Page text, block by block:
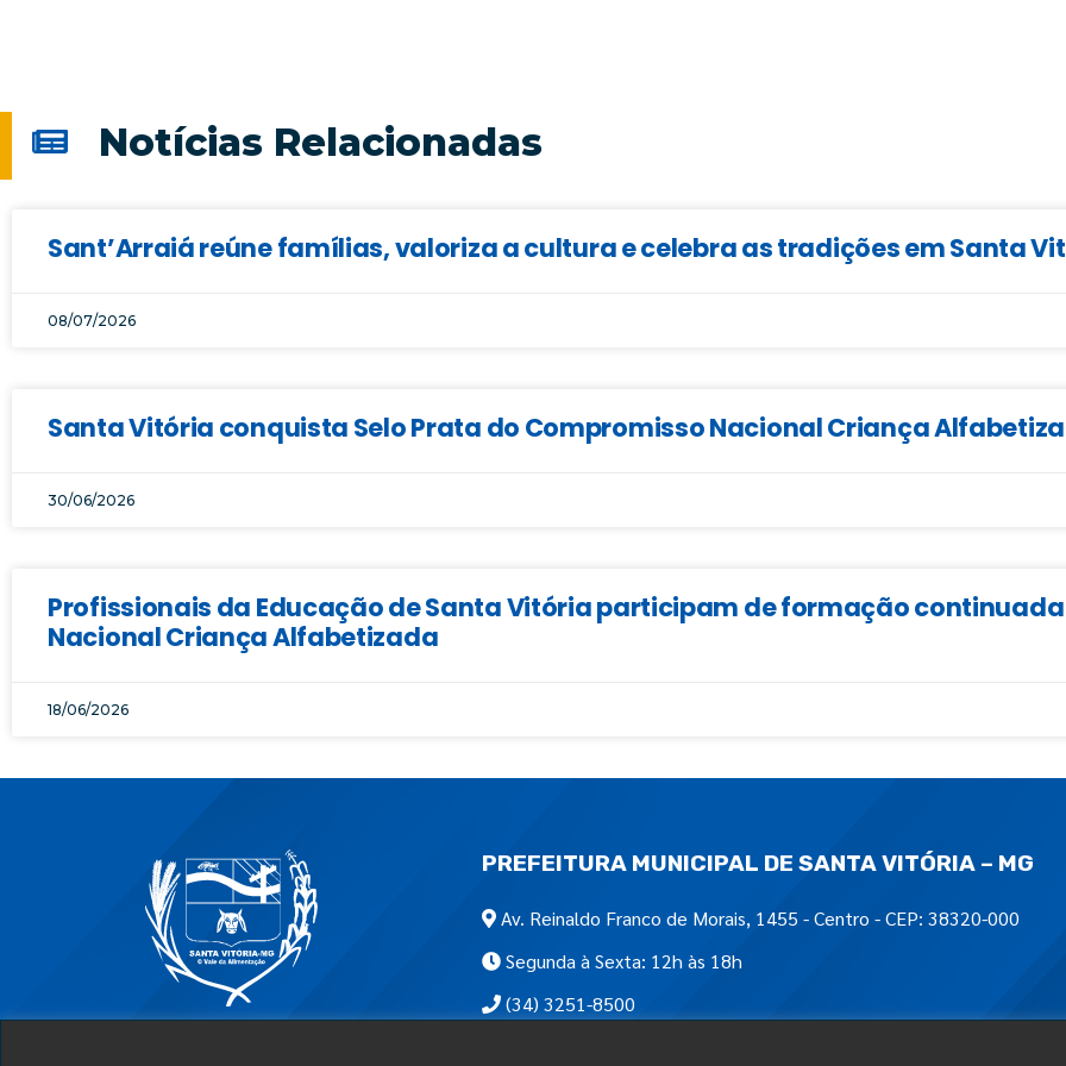
Notícias Relacionadas
Sant’Arraiá reúne famílias, valoriza a cultura e celebra as tradições em Santa
08/07/2026
Santa Vitória conquista Selo Prata do Compromisso Nacional Criança
30/06/2026
Profissionais da Educação de Santa Vitória participam de formação
Nacional Criança Alfabetizada
18/06/2026
PREFEITURA MUNICIPAL DE SANTA VITÓRIA – MG
Av. Reinaldo Franco de Morais, 1455 - Centro - CEP: 38320-000
Segunda à Sexta: 12h às 18h
(34) 3251-8500